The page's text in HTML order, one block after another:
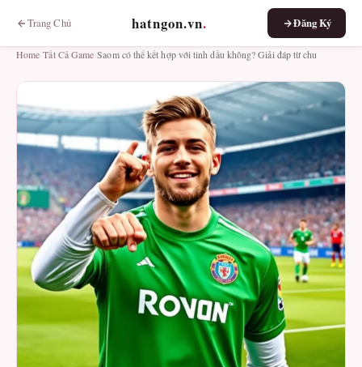
Trang Chủ hatngon.vn. Đăng Ký
Home ›Tất Cả Game ›Saom có thể kết hợp với tinh dầu không? Giải đáp từ chu